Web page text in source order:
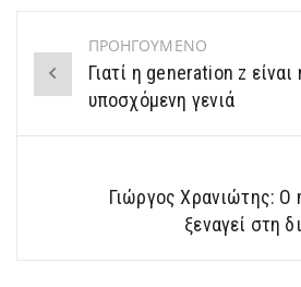
Post
navigation
ΠΡΟΗΓΟΥΜΕΝΟ
Γιατί η generation z είναι
υποσχόμενη γενιά
Γιώργος Χρανιώτης: Ο
ξεναγεί στη